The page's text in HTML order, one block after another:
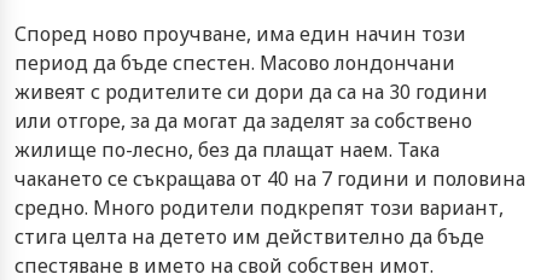
Според ново проучване, има един начин този
период да бъде спестен. Масово лондончани
живеят с родителите си дори да са на 30 години
или отгоре, за да могат да заделят за собствено
жилище по-лесно, без да плащат наем. Така
чакането се съкращава от 40 на 7 години и половина
средно. Много родители подкрепят този вариант,
стига целта на детето им действително да бъде
спестяване в името на свой собствен имот.